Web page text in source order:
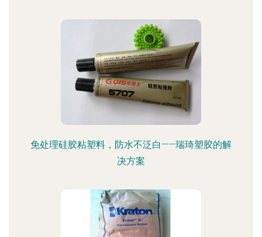
免处理硅胶粘塑料，防水不泛白——瑞琦塑胶的解
决方案